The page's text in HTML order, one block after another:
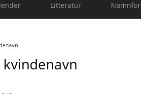
Litteratur